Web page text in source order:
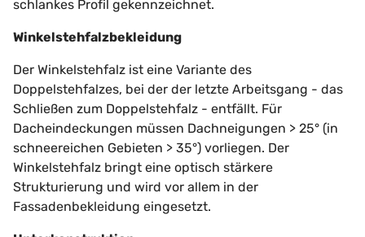
schlankes Profil gekennzeichnet.
Winkelstehfalzbekleidung
Der Winkelstehfalz ist eine Variante des
Doppelstehfalzes, bei der der letzte Arbeitsgang - das
Schließen zum Doppelstehfalz - entfällt. Für
Dacheindeckungen müssen Dachneigungen > 25° (in
schneereichen Gebieten > 35°) vorliegen. Der
Winkelstehfalz bringt eine optisch stärkere
Strukturierung und wird vor allem in der
Fassadenbekleidung eingesetzt.